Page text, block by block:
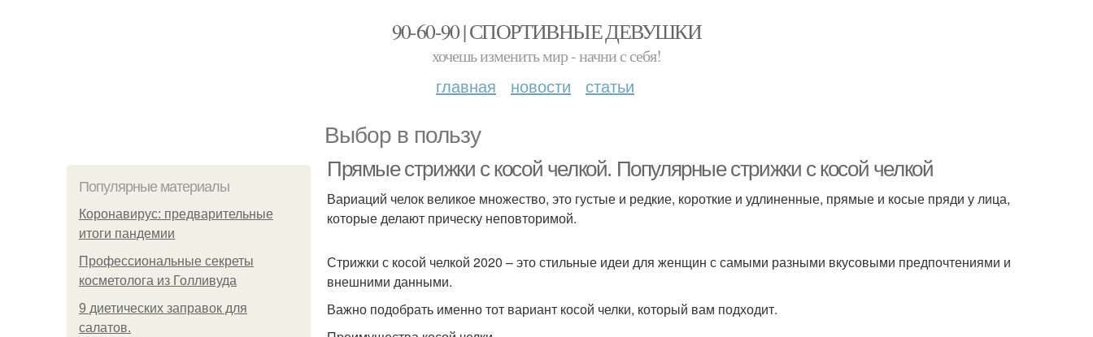
90-60-90 | СПОРТИВНЫЕ ДЕВУШКИ
хочешь изменить мир - начни с себя!
главная новости статьи
Выбор в пользу
Популярные материалы
Коронавирус: предварительные
итоги пандемии
Профессиональные секреты
косметолога из Голливуда
9 диетических заправок для
салатов.
Прямые стрижки с косой челкой. Популярные стрижки с косой челкой
Вариаций челок великое множество, это густые и редкие, короткие и удлиненные, прямые и косые пряди у лица,
которые делают прическу неповторимой.
Стрижки с косой челкой 2020 – это стильные идеи для женщин с самыми разными вкусовыми предпочтениями и
внешними данными.
Важно подобрать именно тот вариант косой челки, который вам подходит.